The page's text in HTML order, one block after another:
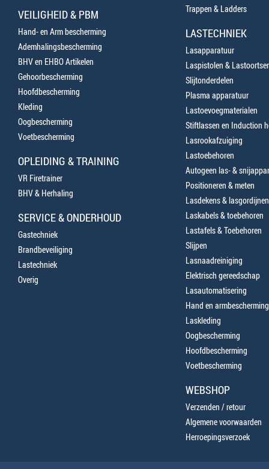
VEILIGHEID & PBM
Hand- en Arm bescherming
Ademhalingsbescherming
BHV en EHBO Artikelen
Gehoorbescherming
Hoofdbescherming
Kleding
Oogbescherming
Voetbescherming
OPLEIDING & TRAINING
VR Firetrainer
BHV & Herhaling
SERVICE & ONDERHOUD
Gastechniek
Brandbeveiliging
Lastechniek
Overig
Trappen & Ladders
LASTECHNIEK
Lasapparatuur
Laspistolen &
Slijtonderdelen
Plasma apparatuur
Lastoevoegmaterialen
Stiftlassen en Induction
Lasrookafzuiging
Lastoebehoren
Autogeen las- &
Positioneren & meten
Lasdekens & lasgordijnen
Laskabels & toebehoren
Lastafels & Toebehoren
Slijpen
Lasnaadreiniging
Elektrisch gereedschap
Lasautomatisering
Hand en armbescherming
Laskleding
Oogbescherming
Hoofdbescherming
Voetbescherming
WEBSHOP
Verzenden / retour
Algemene voorwaarden
Herroepingsverzoek